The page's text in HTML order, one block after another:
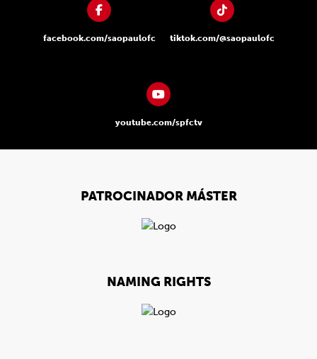
facebook.com/saopaulofc tiktok.com/@saopaulofc
youtube.com/spfctv
PATROCINADOR MÁSTER
NAMING RIGHTS